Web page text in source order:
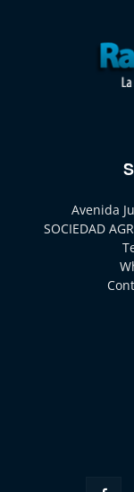
Avenida
SOCIEDAD